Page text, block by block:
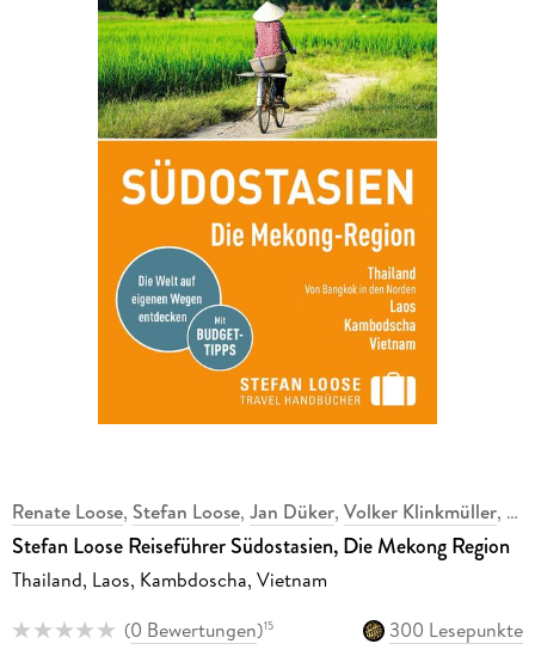
Renate Loose, Stefan Loose, Jan Düker, Volker Klinkmüller,
Stefan Loose Reiseführer Südostasien, Die Mekong Region
Thailand, Laos, Kambdoscha, Vietnam
(0 Bewertungen)15
300 Lesepunkte